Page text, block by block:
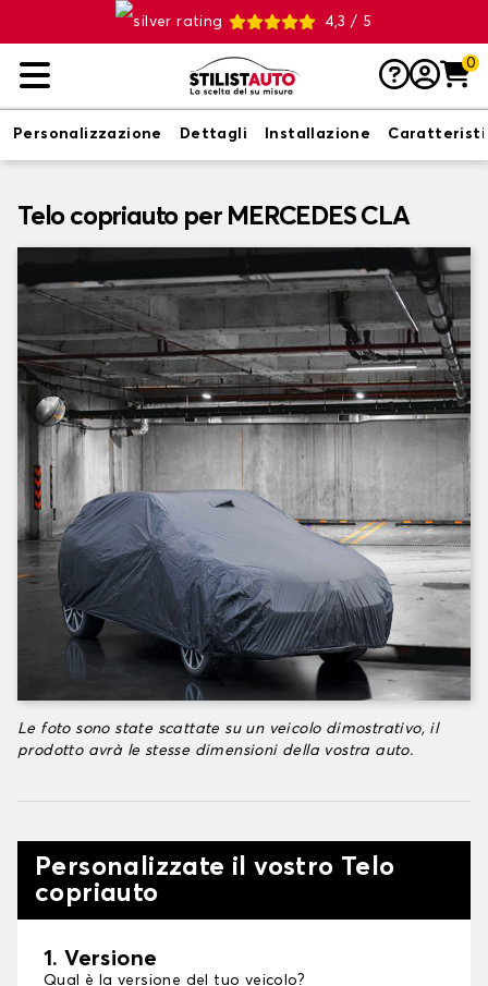
4,3 / 5
0
Personalizzazione Dettagli Installazione
Telo copriauto per MERCEDES CLA
Le foto sono state scattate su un veicolo dimostrativo, il
prodotto avrà le stesse dimensioni della vostra auto.
Personalizzate il vostro Telo
copriauto
1. Versione
Qual è la versione del tuo veicolo?